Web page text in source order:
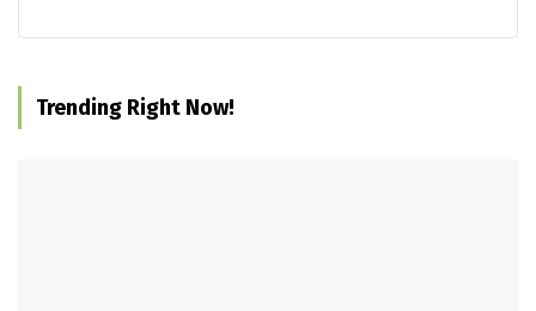
Trending Right Now!